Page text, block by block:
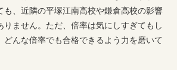
も、近隣の平塚江南高校や鎌倉高校の影響
りません。ただ、倍率は気にしすぎてもし
どんな倍率でも合格できるよう力を磨いて